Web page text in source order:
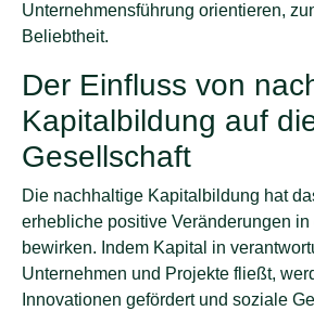
Unternehmensführung orientieren,
Beliebtheit.
Der Einfluss von
Kapitalbildung auf
Gesellschaft
Die nachhaltige Kapitalbildung hat
erhebliche positive Veränderungen
bewirken. Indem Kapital in
Unternehmen und Projekte fließt,
Innovationen gefördert und soziale